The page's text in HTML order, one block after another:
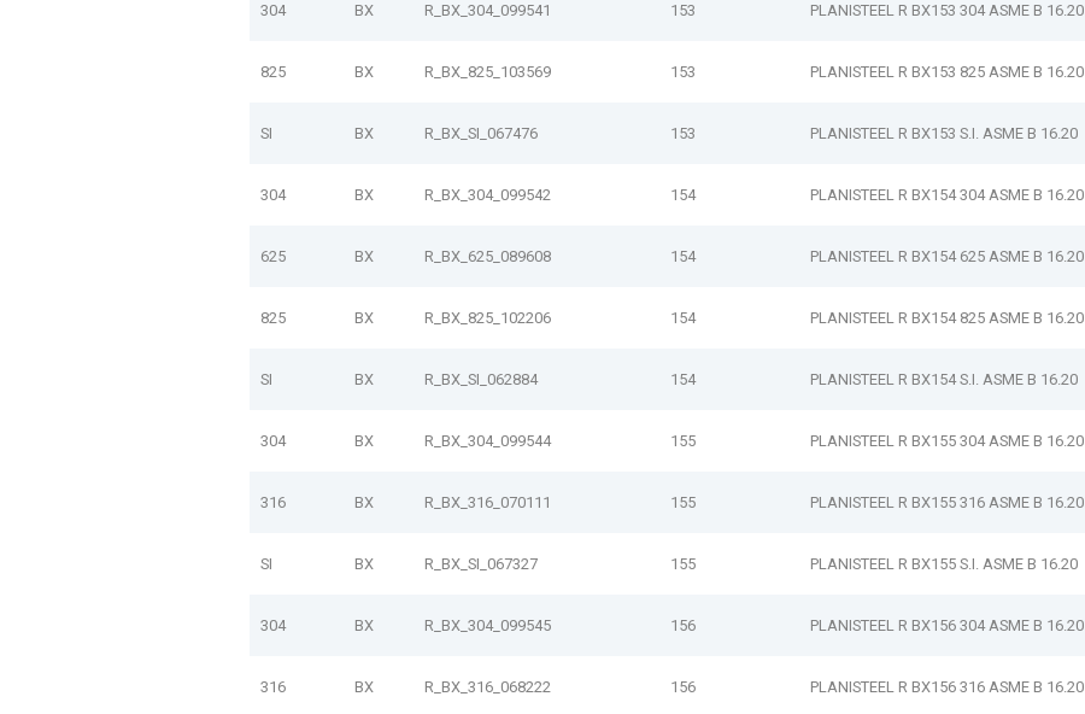
304 BX R_BX_304_099541 153 PLANISTEEL R BX153 304 ASME B 16.20
825 BX R_BX_825_103569 153 PLANISTEEL R BX153 825 ASME B 16.20
SI BX R_BX_SI_067476 153 PLANISTEEL R BX153 S.I. ASME B 16.20
304 BX R_BX_304_099542 154 PLANISTEEL R BX154 304 ASME B 16.20
625 BX R_BX_625_089608 154 PLANISTEEL R BX154 625 ASME B 16.20
825 BX R_BX_825_102206 154 PLANISTEEL R BX154 825 ASME B 16.20
SI BX R_BX_SI_062884 154 PLANISTEEL R BX154 S.I. ASME B 16.20
304 BX R_BX_304_099544 155 PLANISTEEL R BX155 304 ASME B 16.20
316 BX R_BX_316_070111 155 PLANISTEEL R BX155 316 ASME B 16.20
SI BX R_BX_SI_067327 155 PLANISTEEL R BX155 S.I. ASME B 16.20
304 BX R_BX_304_099545 156 PLANISTEEL R BX156 304 ASME B 16.20
316 BX R_BX_316_068222 156 PLANISTEEL R BX156 316 ASME B 16.20